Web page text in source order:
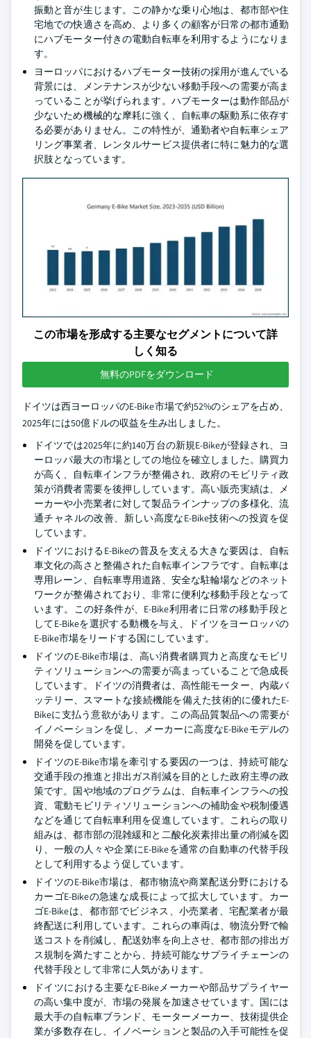
振動と音が生じます。この静かな乗り心地は、都市部や住
宅地での快適さを高め、より多くの顧客が日常の都市通勤
にハブモーター付きの電動自転車を利用するようになりま
す。
ヨーロッパにおけるハブモーター技術の採用が進んでいる
背景には、メンテナンスが少ない移動手段への需要が高ま
っていることが挙げられます。ハブモーターは動作部品が
少ないため機械的な摩耗に強く、自転車の駆動系に依存す
る必要がありません。この特性が、通勤者や自転車シェア
リング事業者、レンタルサービス提供者に特に魅力的な選
択肢となっています。
この市場を形成する主要なセグメントについて詳
しく知る
無料のPDFをダウンロード
ドイツは西ヨーロッパのE-Bike市場で約52%のシェアを占め、
2025年には50億ドルの収益を生み出しました。
ドイツでは2025年に約140万台の新規E-Bikeが登録され、ヨ
ーロッパ最大の市場としての地位を確立しました。購買力
が高く、自転車インフラが整備され、政府のモビリティ政
策が消費者需要を後押ししています。高い販売実績は、メ
ーカーや小売業者に対して製品ラインナップの多様化、流
通チャネルの改善、新しい高度なE-Bike技術への投資を促
しています。
ドイツにおけるE-Bikeの普及を支える大きな要因は、自転
車文化の高さと整備された自転車インフラです。自転車は
専用レーン、自転車専用道路、安全な駐輪場などのネット
ワークが整備されており、非常に便利な移動手段となって
います。この好条件が、E-Bike利用者に日常の移動手段と
してE-Bikeを選択する動機を与え、ドイツをヨーロッパの
E-Bike市場をリードする国にしています。
ドイツのE-Bike市場は、高い消費者購買力と高度なモビリ
ティソリューションへの需要が高まっていることで急成長
しています。ドイツの消費者は、高性能モーター、内蔵バ
ッテリー、スマートな接続機能を備えた技術的に優れたE-
Bikeに支払う意欲があります。この高品質製品への需要が
イノベーションを促し、メーカーに高度なE-Bikeモデルの
開発を促しています。
ドイツのE-Bike市場を牽引する要因の一つは、持続可能な
交通手段の推進と排出ガス削減を目的とした政府主導の政
策です。国や地域のプログラムは、自転車インフラへの投
資、電動モビリティソリューションへの補助金や税制優遇
などを通じて自転車利用を促進しています。これらの取り
組みは、都市部の混雑緩和と二酸化炭素排出量の削減を図
り、一般の人々や企業にE-Bikeを通常の自動車の代替手段
として利用するよう促しています。
ドイツのE-Bike市場は、都市物流や商業配送分野における
カーゴE-Bikeの急速な成長によって拡大しています。カー
ゴE-Bikeは、都市部でビジネス、小売業者、宅配業者が最
終配送に利用しています。これらの車両は、物流分野で輸
送コストを削減し、配送効率を向上させ、都市部の排出ガ
ス規制を満たすことから、持続可能なサプライチェーンの
代替手段として非常に人気があります。
ドイツにおける主要なE-Bikeメーカーや部品サプライヤー
の高い集中度が、市場の発展を加速させています。国には
最大手の自転車ブランド、モーターメーカー、技術提供企
業が多数存在し、イノベーションと製品の入手可能性を促